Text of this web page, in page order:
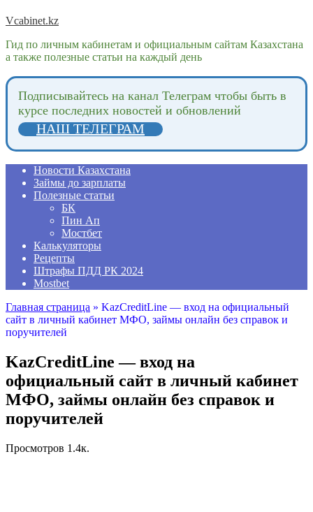
Vcabinet.kz
Гид по личным кабинетам и официальным сайтам Казахстана
а также полезные статьи на каждый день
Подпиcывайтесь на канал Телеграм чтобы быть в
курсе последних новостей и обновлений
НАШ ТЕЛЕГРАМ
Новости Казахстана
Займы до зарплаты
Полезные статьи
БК
Пин Ап
Мостбет
Калькуляторы
Рецепты
Штрафы ПДД РК 2024
Mostbet
Главная страница » KazCreditLine — вход на официальный
сайт в личный кабинет МФО, займы онлайн без справок и
поручителей
KazCreditLine — вход на
официальный сайт в личный кабинет
МФО, займы онлайн без справок и
поручителей
Просмотров 1.4к.